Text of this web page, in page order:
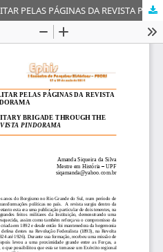
A HISTÓRIA DA BRIGADA MILITAR PELAS PÁGINAS DA REVISTA PINDORAMA